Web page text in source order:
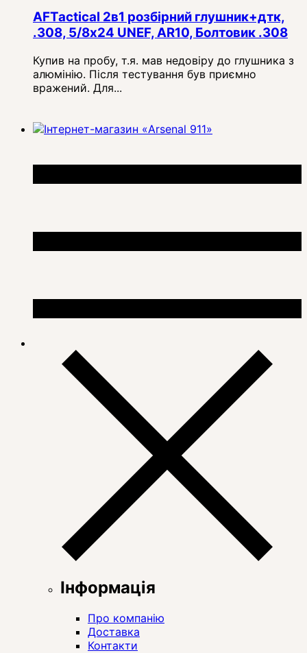
AFTactical 2в1 розбірний глушник+дтк,
.308, 5/8x24 UNEF, AR10, Болтовик .308
Купив на пробу, т.я. мав недовіру до глушника з
алюмінію. Після тестування був приємно
вражений. Для...
Інформація
Про компанію
Доставка
Контакти